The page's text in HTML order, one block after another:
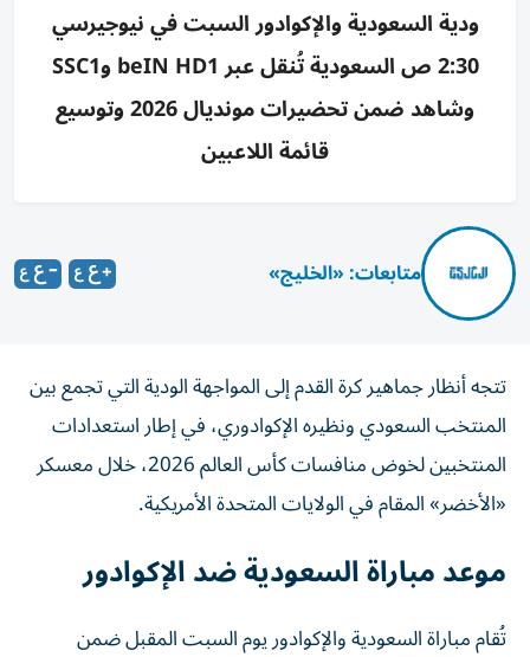
ودية السعودية والإكوادور السبت في نيوجيرسي
2:30 ص السعودية تُنقل عبر beIN HD1 وSSC1
وشاهد ضمن تحضيرات مونديال 2026 وتوسيع
قائمة اللاعبين
متابعات: «الخليج»
تتجه أنظار جماهير كرة القدم إلى المواجهة الودية التي تجمع بين
المنتخب السعودي ونظيره الإكوادوري، في إطار استعدادات
المنتخبين لخوض منافسات كأس العالم 2026، خلال معسكر
«الأخضر» المقام في الولايات المتحدة الأمريكية.
موعد مباراة السعودية ضد الإكوادور
تُقام مباراة السعودية والإكوادور يوم السبت المقبل ضمن